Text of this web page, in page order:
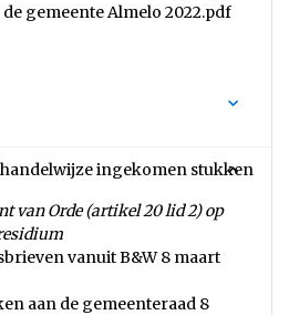
gemeente Almelo 2022.pdf
ingekomen stukken
van Orde (artikel 20 lid 2) op
vanuit B&W 8 maart
aan de gemeenteraad 8